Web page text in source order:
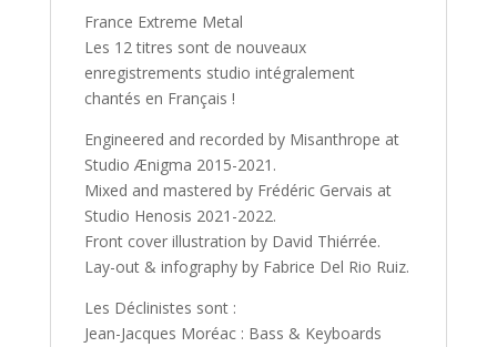
France Extreme Metal
Les 12 titres sont de nouveaux
enregistrements studio intégralement
chantés en Français !
Engineered and recorded by Misanthrope at
Studio Ænigma 2015-2021.
Mixed and mastered by Frédéric Gervais at
Studio Henosis 2021-2022.
Front cover illustration by David Thiérrée.
Lay-out & infography by Fabrice Del Rio Ruiz.
Les Déclinistes sont :
Jean-Jacques Moréac : Bass & Keyboards